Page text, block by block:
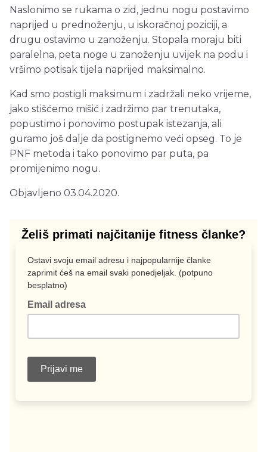
Naslonimo se rukama o zid, jednu nogu postavimo
naprijed u prednoženju, u iskoračnoj poziciji, a
drugu ostavimo u zanoženju. Stopala moraju biti
paralelna, peta noge u zanoženju uvijek na podu i
vršimo potisak tijela naprijed maksimalno.
Kad smo postigli maksimum i zadržali neko vrijeme,
jako stišćemo mišić i zadržimo par trenutaka,
popustimo i ponovimo postupak istezanja, ali
guramo još dalje da postignemo veći opseg. To je
PNF metoda i tako ponovimo par puta, pa
promijenimo nogu.
Objavljeno 03.04.2020.